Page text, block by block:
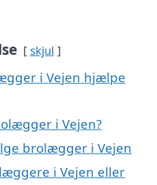
skjul
i Vejen hjælpe
i Vejen?
brolægger i Vejen
i Vejen eller